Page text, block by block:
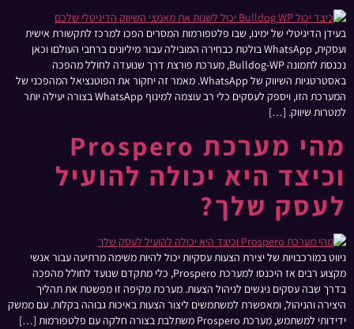
בעידן הדיגיטלי של ימינו, שבו פלטפורמות המסרים הפכו למרכז לתקשורת אישית
ועסקית, WhatsApp בולטת כבחירה המובילה עבור מיליונים ברחבי העולםו וכאן
נכנסת לתמונה Bulldog-WP, מערכת פורצת דרך שנועדה לחולל מהפכה
באסטרטגיות השיווק של WhatsApp. מאמר זה יחקור את הפוטנציאל המהפכני של
המערכת הזו, ויספק לעסקים כלי רב עוצמה למינוף WhatsApp בצורה יעילה יותר
למטרות שיווק. […]
מהי מערכת Prospero
וכיצד היא יכולה להועיל
לעסק שלך?
ניווט במורכבויות של יצירת הצעות עסקיות יכול להיות משימה מרתיעה עבור אנשי
מקצוע רבים אז היכנסו למערכת Prospero, כלי מתקדם שנועד לחולל מהפכה
בדרך שבה עסקים ניגשים לניהול הצעות. מערכת מקיפה זו מפשטת את תהליך
היצירה והניהול, ומאפשרת למשתמשים ליצור הצעות באיכות גבוהה בקלות. עם ממשק
ידידותי למשתמש, מערכת Prospero משתלבת בצורה חלקה עם פלטפורמות […]